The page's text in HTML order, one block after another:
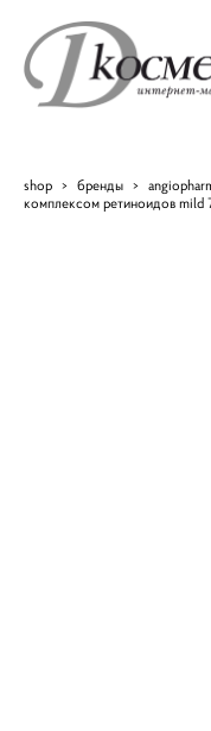
shop > бренды >
комплексом ретиноидов mild